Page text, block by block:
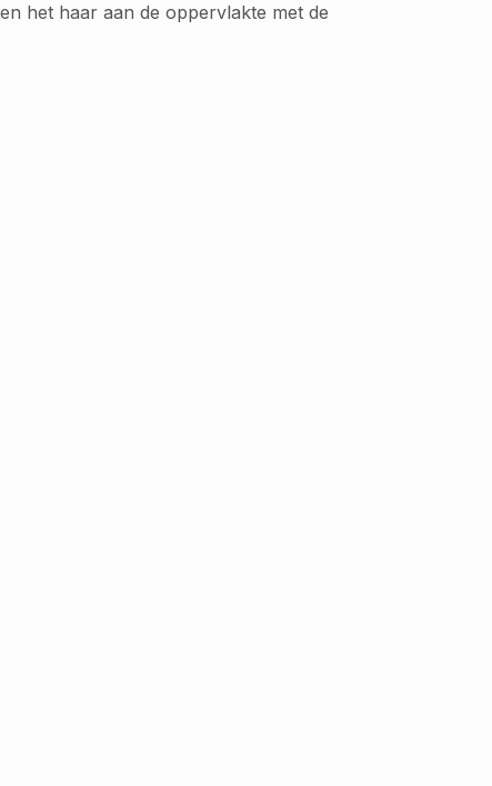
het haar aan de oppervlakte met de